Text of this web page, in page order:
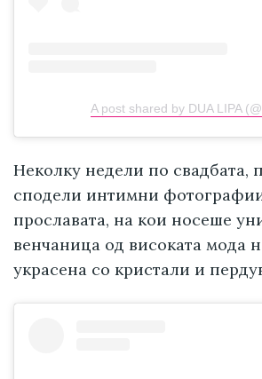
A post shared by DUA LIPA
Неколку недели по свадбата,
сподели интимни
прославата, на кои носеше
венчаница од високата мода
украсена со кристали и